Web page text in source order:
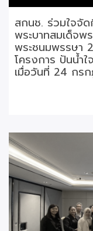
สกนช. ร่วมใจจัด
พระบาทสมเด็จพ
พระชนมพรรษา
โครงการ ปันน้ำ
เมื่อวันที่ 24 กร